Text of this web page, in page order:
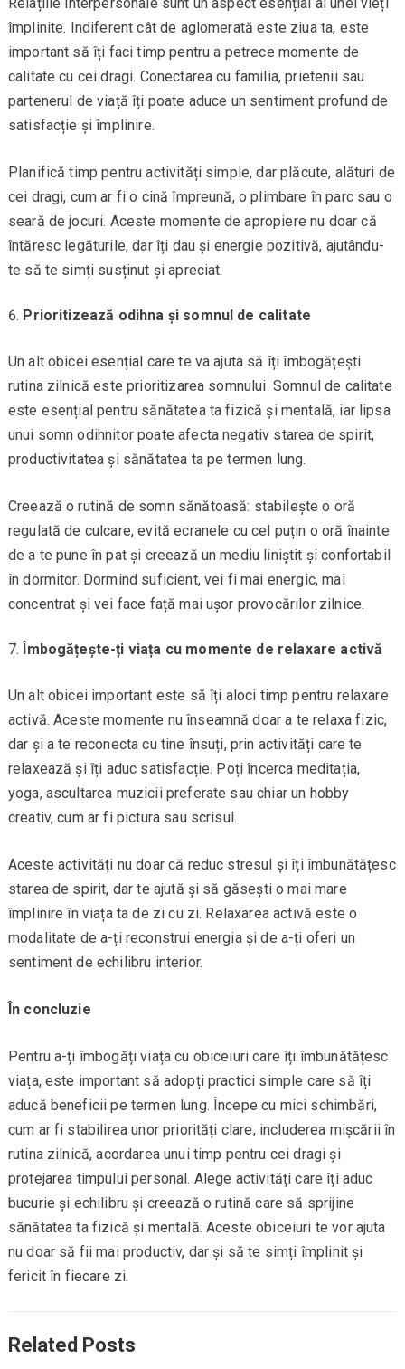
împlinite. Indiferent cât de aglomerată este ziua ta, este
important să îți faci timp pentru a petrece momente de
calitate cu cei dragi. Conectarea cu familia, prietenii sau
partenerul de viață îți poate aduce un sentiment profund de
satisfacție și împlinire.
Planifică timp pentru activități simple, dar plăcute, alături de
cei dragi, cum ar fi o cină împreună, o plimbare în parc sau o
seară de jocuri. Aceste momente de apropiere nu doar că
întăresc legăturile, dar îți dau și energie pozitivă, ajutându-
te să te simți susținut și apreciat.
Prioritizează odihna și somnul de calitate
Un alt obicei esențial care te va ajuta să îți îmbogățești
rutina zilnică este prioritizarea somnului. Somnul de calitate
este esențial pentru sănătatea ta fizică și mentală, iar lipsa
unui somn odihnitor poate afecta negativ starea de spirit,
productivitatea și sănătatea ta pe termen lung.
Creează o rutină de somn sănătoasă: stabilește o oră
regulată de culcare, evită ecranele cu cel puțin o oră înainte
de a te pune în pat și creează un mediu liniștit și confortabil
în dormitor. Dormind suficient, vei fi mai energic, mai
concentrat și vei face față mai ușor provocărilor zilnice.
Îmbogățește-ți viața cu momente de relaxare activă
Un alt obicei important este să îți aloci timp pentru relaxare
activă. Aceste momente nu înseamnă doar a te relaxa fizic,
dar și a te reconecta cu tine însuți, prin activități care te
relaxează și îți aduc satisfacție. Poți încerca meditația,
yoga, ascultarea muzicii preferate sau chiar un hobby
creativ, cum ar fi pictura sau scrisul.
Aceste activități nu doar că reduc stresul și îți îmbunătățesc
starea de spirit, dar te ajută și să găsești o mai mare
împlinire în viața ta de zi cu zi. Relaxarea activă este o
modalitate de a-ți reconstrui energia și de a-ți oferi un
sentiment de echilibru interior.
În concluzie
Pentru a-ți îmbogăți viața cu obiceiuri care îți îmbunătățesc
viața, este important să adopți practici simple care să îți
aducă beneficii pe termen lung. Începe cu mici schimbări,
cum ar fi stabilirea unor priorități clare, includerea mișcării în
rutina zilnică, acordarea unui timp pentru cei dragi și
protejarea timpului personal. Alege activități care îți aduc
bucurie și echilibru și creează o rutină care să sprijine
sănătatea ta fizică și mentală. Aceste obiceiuri te vor ajuta
nu doar să fii mai productiv, dar și să te simți împlinit și
fericit în fiecare zi.
Related Posts